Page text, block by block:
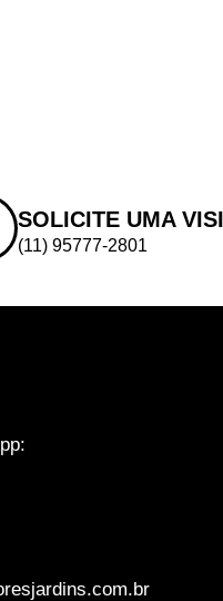
SOLICITE UMA
(11) 95777-2801